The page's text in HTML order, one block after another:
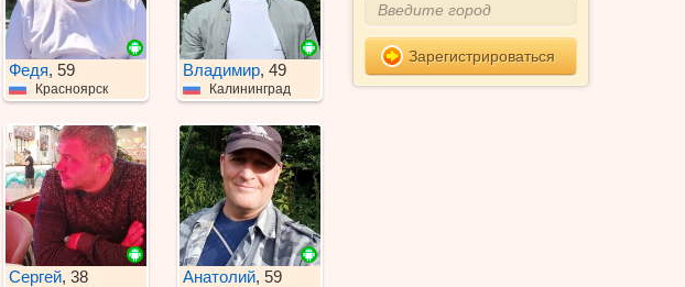
Федя, 59
Красноярск
Владимир, 49
Калининград
Сергей, 38 Анатолий, 59
Зарегистрироваться